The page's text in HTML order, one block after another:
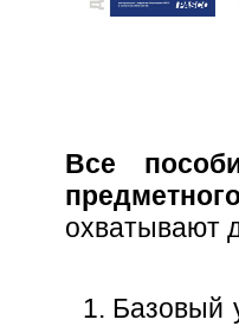
Все
охватывают
Базовый